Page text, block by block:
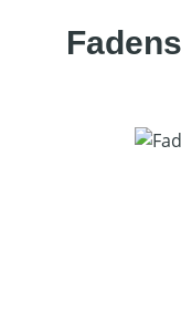
Bildergalerie